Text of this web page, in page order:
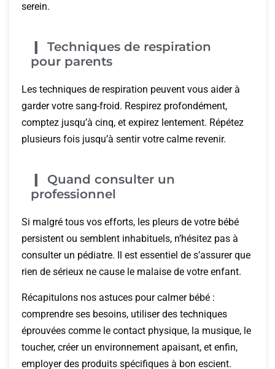
serein.
Techniques de respiration
pour parents
Les techniques de respiration peuvent vous aider à
garder votre sang-froid. Respirez profondément,
comptez jusqu’à cinq, et expirez lentement. Répétez
plusieurs fois jusqu’à sentir votre calme revenir.
Quand consulter un
professionnel
Si malgré tous vos efforts, les pleurs de votre bébé
persistent ou semblent inhabituels, n’hésitez pas à
consulter un pédiatre. Il est essentiel de s’assurer que
rien de sérieux ne cause le malaise de votre enfant.
Récapitulons nos astuces pour calmer bébé :
comprendre ses besoins, utiliser des techniques
éprouvées comme le contact physique, la musique, le
toucher, créer un environnement apaisant, et enfin,
employer des produits spécifiques à bon escient.